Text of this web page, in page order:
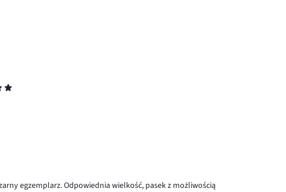
egzemplarz. Odpowiednia wielkość, pasek z możliwością